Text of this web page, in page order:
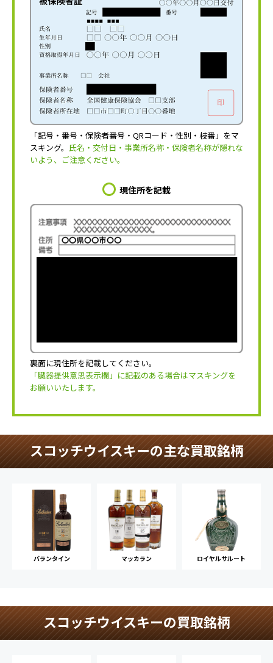
「記号・番号・保険者番号・QRコード・性別・枝番」をマ
スキング。 氏名・交付日・事業所名称・保険者名称が隠れな
いよう、ご注意ください。
現住所を記載
裏面に現住所を記載してください。
「臓器提供意思表示欄」に記載のある場合はマスキングを
お願いいたします。
スコッチウイスキーの主な買取銘柄
バランタイン マッカラン ロイヤルサルート
スコッチウイスキーの買取銘柄